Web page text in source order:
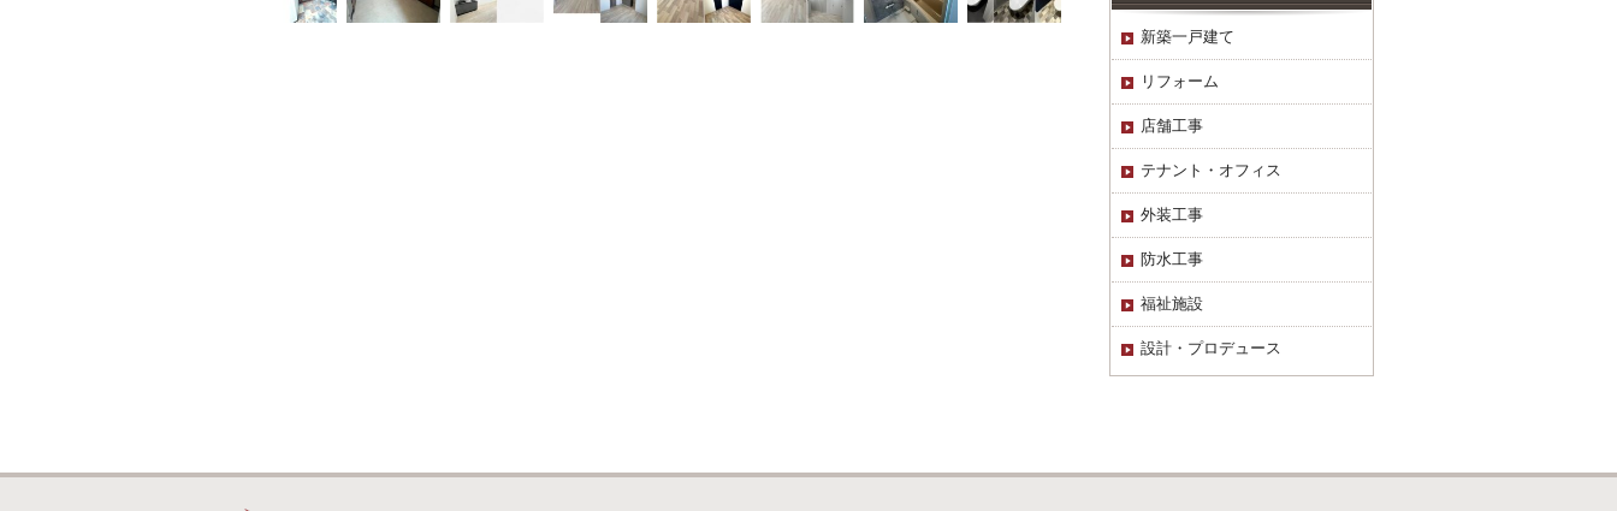
新築一戸建て
リフォーム
店舗工事
テナント・オフィス
外装工事
防水工事
福祉施設
設計・プロデュース